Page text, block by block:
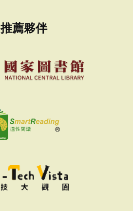
推薦夥伴